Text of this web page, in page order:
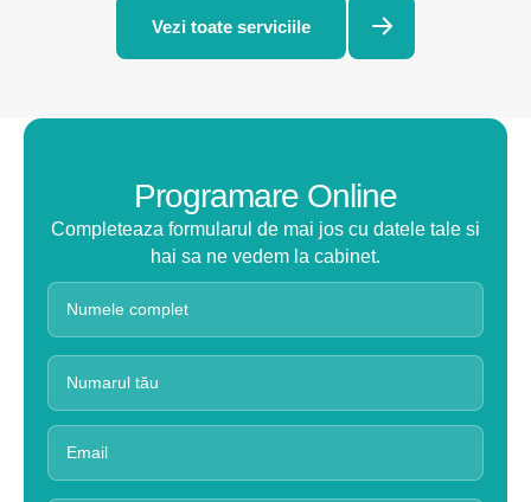
Vezi toate serviciile
Programare Online
Completeaza formularul de mai jos cu datele tale si
hai sa ne vedem la cabinet.